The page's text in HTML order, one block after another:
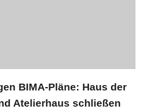
BIMA-Pläne: Haus der
Atelierhaus schließen